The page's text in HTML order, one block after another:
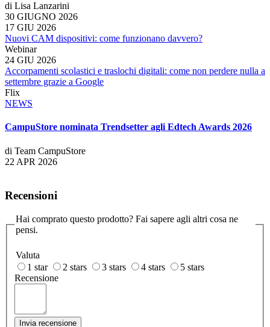
di Lisa Lanzarini
30 GIUGNO 2026
17 GIU 2026
Nuovi CAM dispositivi: come funzionano davvero?
Webinar
24 GIU 2026
Accorpamenti scolastici e traslochi digitali: come non perdere nulla a
settembre grazie a Google
Flix
NEWS
CampuStore nominata Trendsetter agli Edtech Awards 2026
di Team CampuStore
22 APR 2026
Recensioni
Hai comprato questo prodotto? Fai sapere agli altri cosa ne
pensi.
Valuta
1 star
2 stars 3 stars 4 stars
5 stars
Recensione
Invia recensione